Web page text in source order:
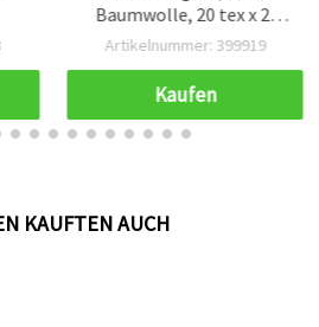
Baumwolle, 20 tex x 2,
Pink – 1000 m
Artikelnummer: 399919
Kaufen
KAUFTEN AUCH